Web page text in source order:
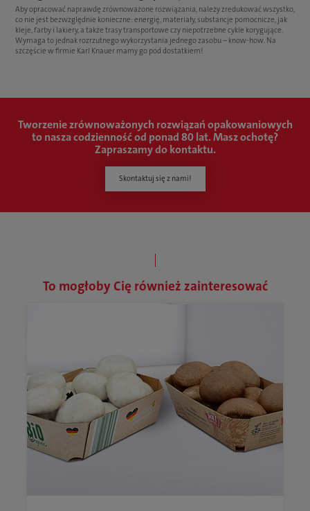
Aby opracować naprawdę zrównoważone rozwiązania, należy zredukować wszystko,
co nie jest bezwzględnie konieczne: energię, materiały, substancje pomocnicze, jak
kleje, farby i lakiery, a także trasy transportowe czy niepotrzebne cykle korygujące.
Wymaga to jednak rozrzutnego wykorzystania jednego zasobu – know-how. Na
szczęście w firmie Karl Knauer mamy go pod dostatkiem!
Tworzenie zrównoważonych rozwiązań opakowaniowych
to nasza codzienność od ponad 80 lat. Masz ochotę?
Zapraszamy do kontaktu.
Skontaktuj się z nami!
To mogłoby Cię również zainteresować